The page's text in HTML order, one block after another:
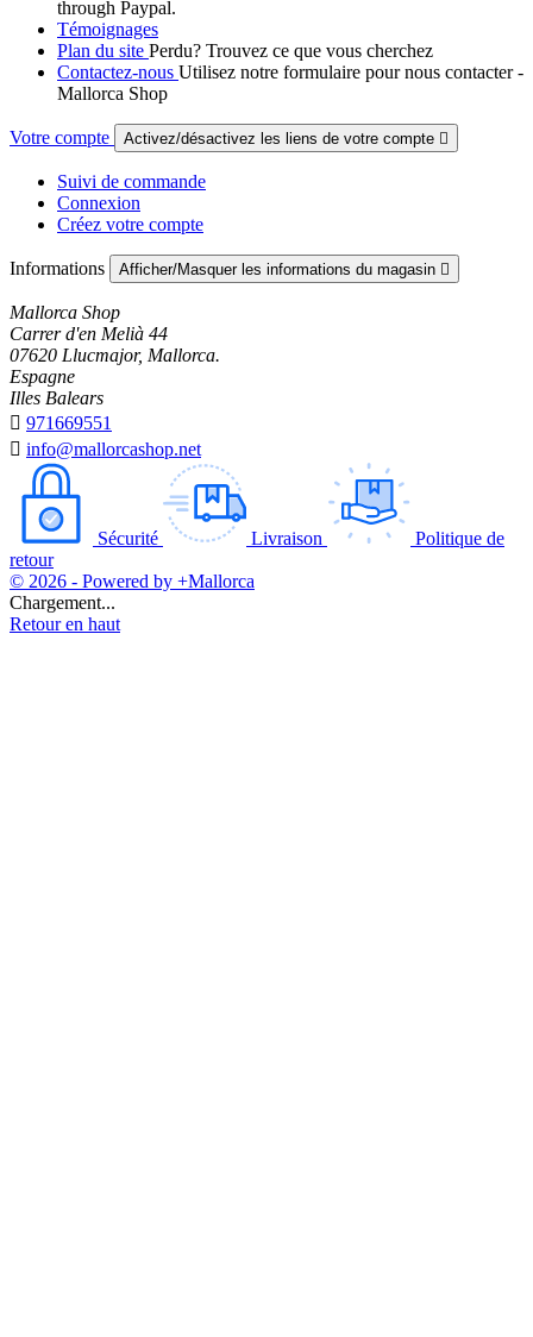
through Paypal.
Témoignages
Plan du site Perdu? Trouvez ce que vous cherchez
Contactez-nous Utilisez notre formulaire pour nous contacter -
Mallorca Shop
Votre compte Activez/désactivez les liens de votre compte 
Suivi de commande
Connexion
Créez votre compte
Informations Afficher/Masquer les informations du magasin 
Mallorca Shop
Carrer d'en Melià 44
07620 Llucmajor, Mallorca.
Espagne
Illes Balears
 971669551
 info@mallorcashop.net
Sécurité Livraison
Politique de
retour
© 2026 - Powered by +Mallorca
Chargement...
Retour en haut